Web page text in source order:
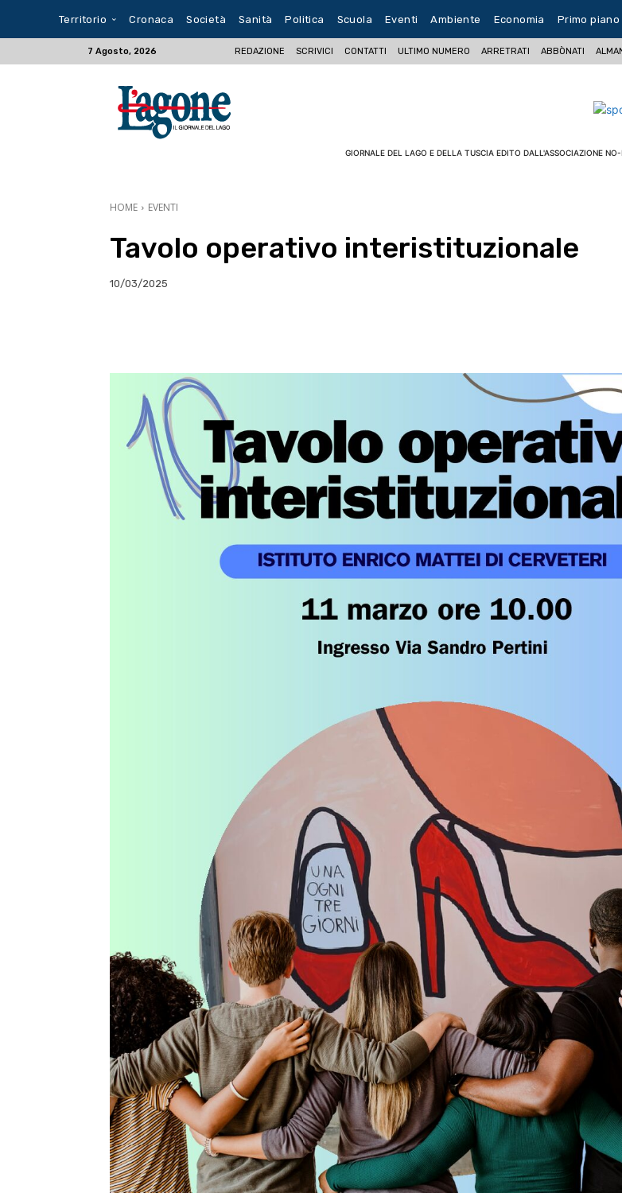
Territorio Cronaca Società Sanità Politica Scuola Eventi Ambiente Economia Primo piano
7 Agosto, 2026 REDAZIONE SCRIVICI CONTATTI ULTIMO NUMERO ARRETRATI ABBÒNATI
GIORNALE DEL LAGO E DELLA TUSCIA EDITO DALL'ASSOCIAZIONE
HOME EVENTI
Tavolo operativo interistituzionale
10/03/2025